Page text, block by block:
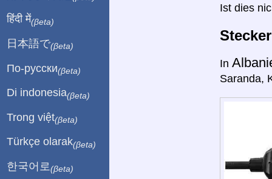
Ist dies
In
Saranda,
हिंदी में(βeta)
日本語で(βeta)
По-русски(βeta)
Di indonesia(βeta)
Trong việt(βeta)
Türkçe olarak(βeta)
한국어로 (βeta)